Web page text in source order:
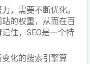
，需要不断优化。
的权重，从而在百
住，SEO是一个持
化的搜索引擎算